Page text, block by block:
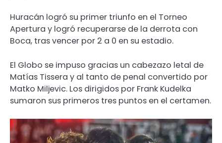
Huracán logró su primer triunfo en el Torneo
Apertura y logró recuperarse de la derrota con
Boca, tras vencer por 2 a 0 en su estadio.
El Globo se impuso gracias un cabezazo letal de
Matías Tissera y al tanto de penal convertido por
Matko Miljevic. Los dirigidos por Frank Kudelka
sumaron sus primeros tres puntos en el certamen.